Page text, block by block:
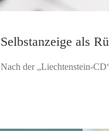
Selbstanzeige als
Nach der „Liechtenstein-